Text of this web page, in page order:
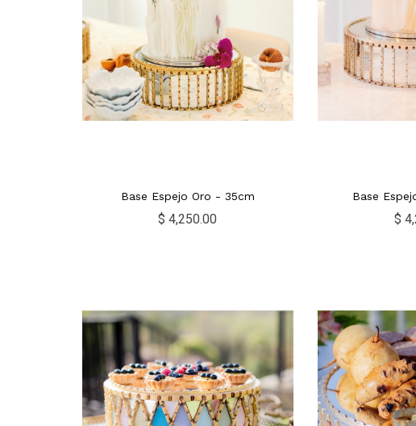
Base Espejo Oro - 35cm
$ 4,250.00
Base
$